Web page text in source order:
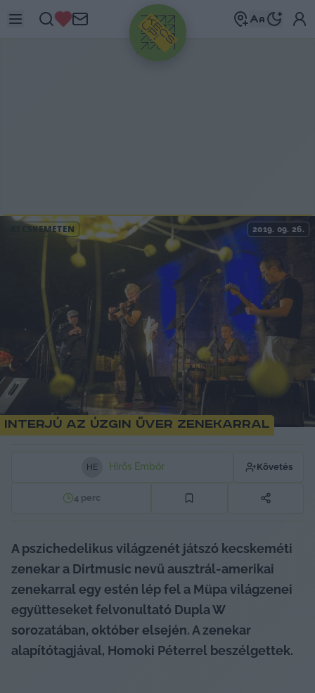
HIRDETÉS
KECSKEMÉTEN 2019. 09. 26.
Interjú az Úzgin Űver zenekarral
HE Hírös Embör Követés
4perc
A pszichedelikus világzenét játszó kecskeméti
zenekar a Dirtmusic nevű ausztrál-amerikai
zenekarral egy estén lép fel a Müpa világzenei
együtteseket felvonultató Dupla W
sorozatában, október elsején. A zenekar
alapítótagjával, Homoki Péterrel beszélgettek.